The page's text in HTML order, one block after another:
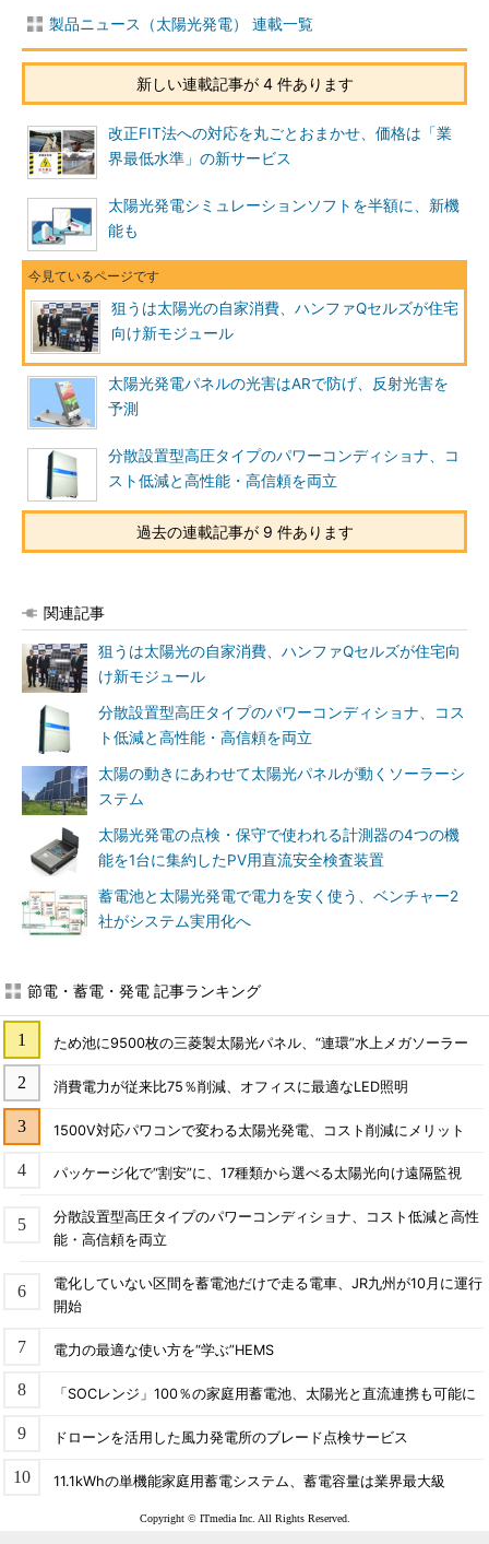
製品ニュース（太陽光発電） 連載一覧
新しい連載記事が 4 件あります
改正FIT法への対応を丸ごとおまかせ、価格は「業
界最低水準」の新サービス
太陽光発電シミュレーションソフトを半額に、新機
能も
狙うは太陽光の自家消費、ハンファQセルズが住宅
向け新モジュール
太陽光発電パネルの光害はARで防げ、反射光害を
予測
分散設置型高圧タイプのパワーコンディショナ、コ
スト低減と高性能・高信頼を両立
過去の連載記事が 9 件あります
関連記事
狙うは太陽光の自家消費、ハンファQセルズが住宅向
け新モジュール
分散設置型高圧タイプのパワーコンディショナ、コス
ト低減と高性能・高信頼を両立
太陽の動きにあわせて太陽光パネルが動くソーラーシ
ステム
太陽光発電の点検・保守で使われる計測器の4つの機
能を1台に集約したPV用直流安全検査装置
蓄電池と太陽光発電で電力を安く使う、ベンチャー2
社がシステム実用化へ
節電・蓄電・発電 記事ランキング
ため池に9500枚の三菱製太陽光パネル、“連環”水上メガソーラー
消費電力が従来比75％削減、オフィスに最適なLED照明
1500V対応パワコンで変わる太陽光発電、コスト削減にメリット
パッケージ化で“割安”に、17種類から選べる太陽光向け遠隔監視
分散設置型高圧タイプのパワーコンディショナ、コスト低減と高性
能・高信頼を両立
電化していない区間を蓄電池だけで走る電車、JR九州が10月に運行
開始
電力の最適な使い方を“学ぶ”HEMS
「SOCレンジ」100％の家庭用蓄電池、太陽光と直流連携も可能に
ドローンを活用した風力発電所のブレード点検サービス
11.1kWhの単機能家庭用蓄電システム、蓄電容量は業界最大級
Copyright © ITmedia Inc. All Rights Reserved.